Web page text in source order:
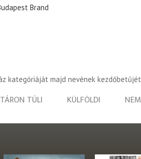
Brand
kategóriáját majd nevének
TÚLI KÜLFÖLDI